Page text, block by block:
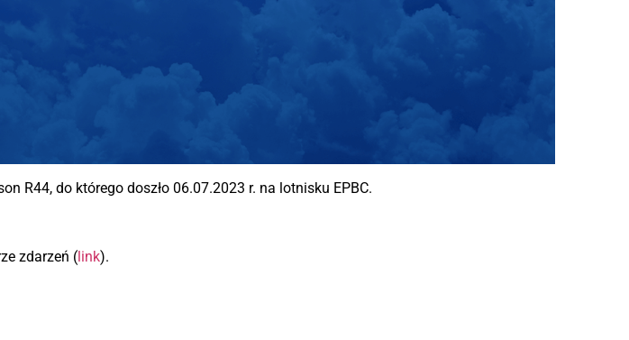
R44, do którego doszło 06.07.2023 r. na lotnisku EPBC.
zdarzeń ( link).